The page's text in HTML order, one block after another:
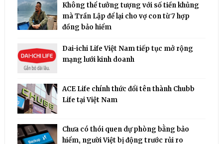
Không thể tưởng tượng với số tiền khủng
mà Trần Lập để lại cho vợ con từ 7 hợp
đồng bảo hiểm
Dai-ichi Life Việt Nam tiếp tục mở rộng
mạng lưới kinh doanh
ACE Life chính thức đổi tên thành Chubb
Life tại Việt Nam
Chưa có thói quen dự phòng bằng bảo
hiểm, người Việt bị động trước rủi ro